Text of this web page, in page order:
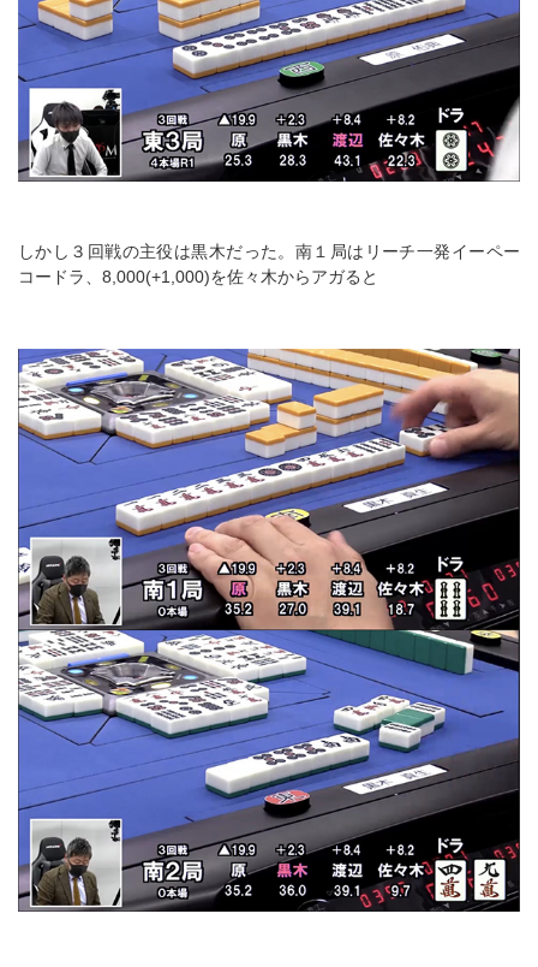
しかし３回戦の主役は黒木だった。南１局はリーチ一発イーペー
コードラ、8,000(+1,000)を佐々木からアガると